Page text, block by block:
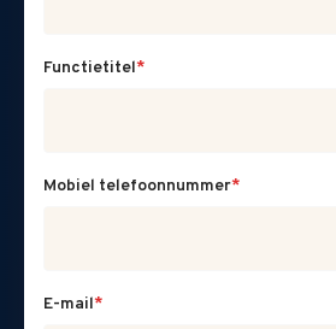
Functietitel*
Mobiel telefoonnummer*
E-mail*